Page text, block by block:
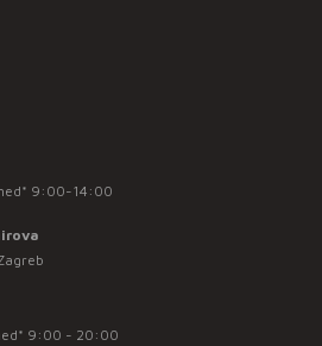
9:00-14:00
9:00 - 20:00